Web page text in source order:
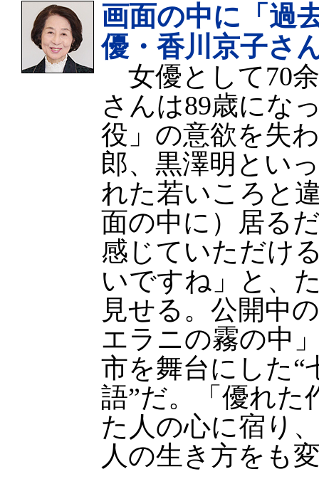
画面の中に「過
優・香川京子さ
女優として70
さんは89歳にな
役」の意欲を失
郎、黒澤明とい
れた若いころと
面の中に）居る
感じていただけ
いですね」と、
見せる。公開中
エラニの霧の中
市を舞台にした“
語”だ。「優れた
た人の心に宿り
人の生き方をも